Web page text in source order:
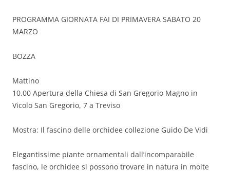
PROGRAMMA GIORNATA FAI DI PRIMAVERA SABATO 20
MARZO
BOZZA
Mattino
10,00 Apertura della Chiesa di San Gregorio Magno in
Vicolo San Gregorio, 7 a Treviso
Mostra: Il fascino delle orchidee collezione Guido De Vidi
Elegantissime piante ornamentali dall’incomparabile
fascino, le orchidee si possono trovare in natura in molte